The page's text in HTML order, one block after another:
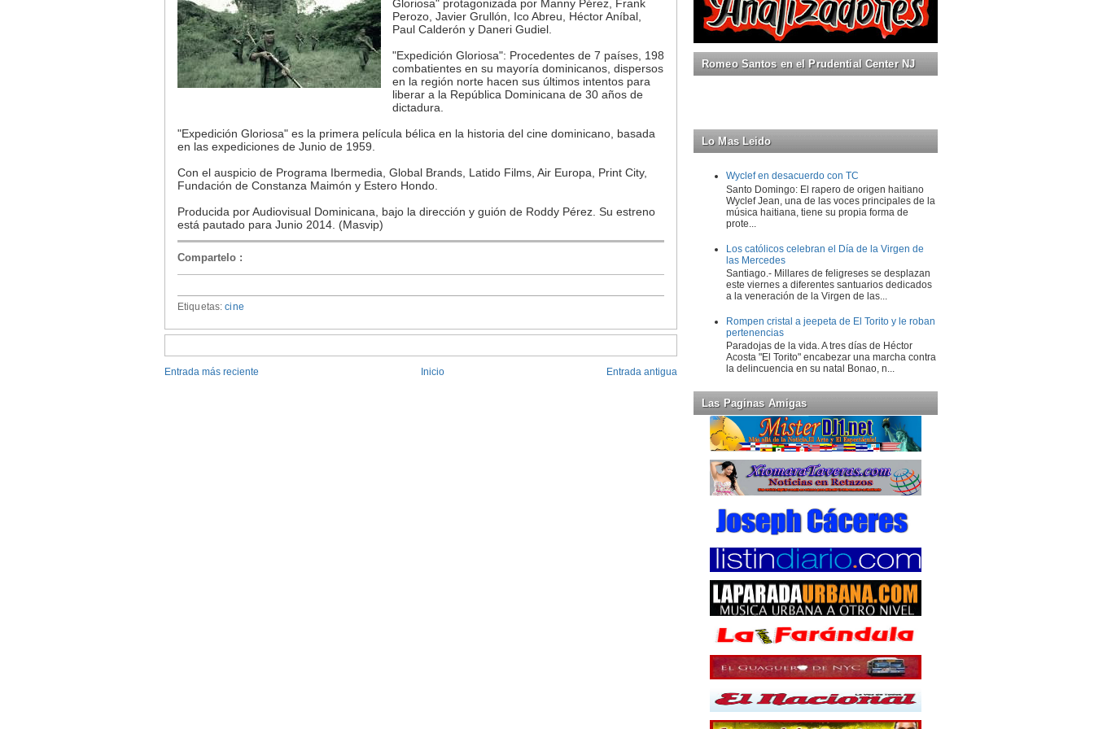
Gloriosa" protagonizada por Manny Pérez, Frank
Perozo, Javier Grullón, Ico Abreu, Héctor Aníbal,
Paul Calderón y Daneri Gudiel.
"Expedición Gloriosa": Procedentes de 7 países, 198
combatientes en su mayoría dominicanos, dispersos
en la región norte hacen sus últimos intentos para
liberar a la República Dominicana de 30 años de
dictadura.
"Expedición Gloriosa" es la primera película bélica en la historia del cine dominicano, basada
en las expediciones de Junio de 1959.
Con el auspicio de Programa Ibermedia, Global Brands, Latido Films, Air Europa, Print City,
Fundación de Constanza Maimón y Estero Hondo.
Producida por Audiovisual Dominicana, bajo la dirección y guión de Roddy Pérez. Su estreno
está pautado para Junio 2014. (Masvip)
Compartelo :
Etiquetas:cine
Entrada más reciente Entrada antigua
Inicio
Romeo Santos en el Prudential Center NJ
Lo Mas Leido
Wyclef en desacuerdo con TC
Santo Domingo: El rapero de origen haitiano
Wyclef Jean, una de las voces principales de la
música haitiana, tiene su propia forma de
prote...
Los católicos celebran el Día de la Virgen de
las Mercedes
Santiago.- Millares de feligreses se desplazan
este viernes a diferentes santuarios dedicados
a la veneración de la Virgen de las...
Rompen cristal a jeepeta de El Torito y le roban
pertenencias
Paradojas de la vida. A tres días de Héctor
Acosta "El Torito" encabezar una marcha contra
la delincuencia en su natal Bonao, n...
Las Paginas Amigas